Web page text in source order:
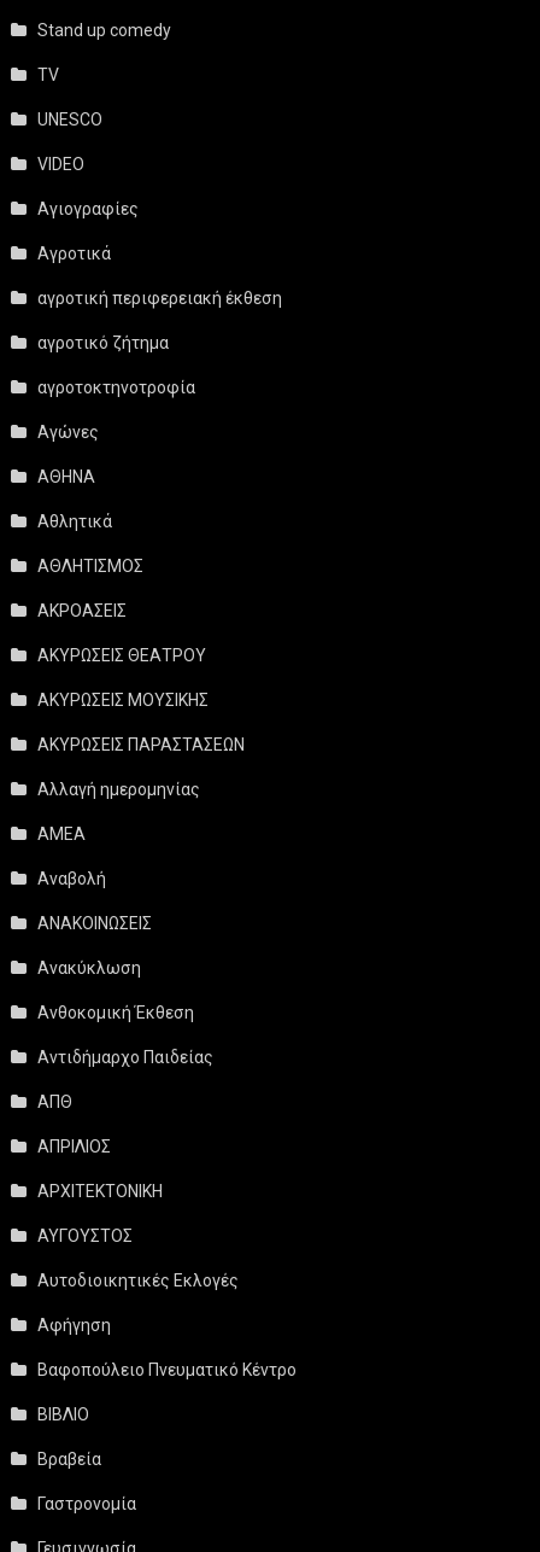
Stand up comedy
TV
UNESCO
VIDEO
Αγιογραφίες
Αγροτικά
αγροτική περιφερειακή έκθεση
αγροτικό ζήτημα
αγροτοκτηνοτροφία
Αγώνες
ΑΘΗΝΑ
Αθλητικά
ΑΘΛΗΤΙΣΜΟΣ
ΑΚΡΟΑΣΕΙΣ
ΑΚΥΡΩΣΕΙΣ ΘΕΑΤΡΟΥ
ΑΚΥΡΩΣΕΙΣ ΜΟΥΣΙΚΗΣ
ΑΚΥΡΩΣΕΙΣ ΠΑΡΑΣΤΑΣΕΩΝ
Αλλαγή ημερομηνίας
ΑΜΕΑ
Αναβολή
ΑΝΑΚΟΙΝΩΣΕΙΣ
Ανακύκλωση
Ανθοκομική Έκθεση
Αντιδήμαρχο Παιδείας
ΑΠΘ
ΑΠΡΙΛΙΟΣ
ΑΡΧΙΤΕΚΤΟΝΙΚΗ
ΑΥΓΟΥΣΤΟΣ
Αυτοδιοικητικές Εκλογές
Αφήγηση
Βαφοπούλειο Πνευματικό Κέντρο
ΒΙΒΛΙΟ
Βραβεία
Γαστρονομία
Γευσιγνωσία